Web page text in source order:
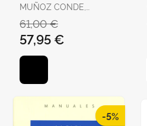
MUÑOZ CONDE,
61,00 €
57,95 €
-5%